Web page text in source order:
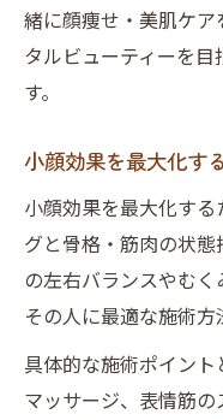
緒に顔痩せ・美肌ケ
タルビューティーを
す。
小顔効果を最大化す
小顔効果を最大化す
グと骨格・筋肉の状
の左右バランスやむく
その人に最適な施術方
具体的な施術ポイン
マッサージ、表情筋